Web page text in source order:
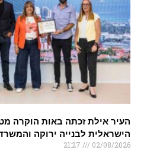
העיר אילת זכתה באות הוקרה
הישראלית לבנייה ירוקה
02/08/2026